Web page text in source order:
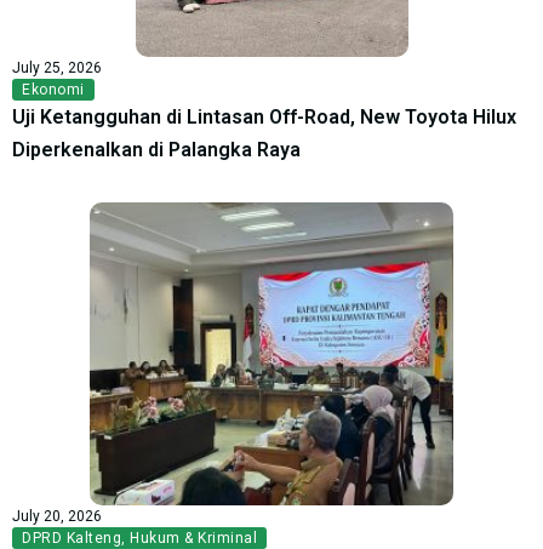
July 25, 2026
Ekonomi
Uji Ketangguhan di Lintasan Off-Road, New Toyota Hilux
Diperkenalkan di Palangka Raya
July 20, 2026
DPRD Kalteng, Hukum & Kriminal